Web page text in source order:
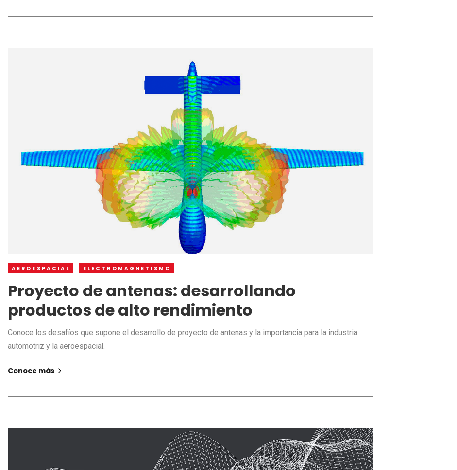
AEROESPACIAL ELECTROMAGNETISMO
Proyecto de antenas: desarrollando
productos de alto rendimiento
Conoce los desafíos que supone el desarrollo de proyecto de antenas y la importancia para la industria
automotriz y la aeroespacial.
Conoce más